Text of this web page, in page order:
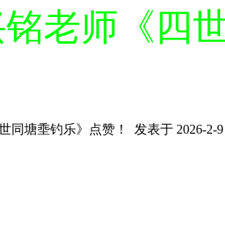
老师《四
同塘埀钓乐》点赞！ 发表于 2026-2-